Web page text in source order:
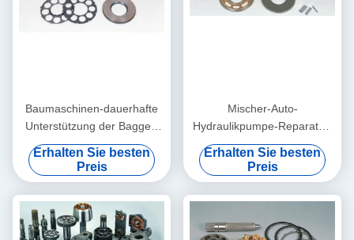
Baumaschinen-dauerhafte
Unterstützung der Bagger-
Hydraulikpumpe-Reparatur-
M5x130
Erhalten Sie besten
Preis
Mischer-Auto-
Hydraulikpumpe-Reparatur-
Teile M5x180 M5X160
besonders angefertigt
Erhalten Sie besten
Preis